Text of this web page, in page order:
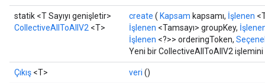
statik <T Sayıyı genişletir>
CollectiveAllToAllV2 <T>
create ( Kapsam kapsamı, İşlenen
İşlenen <Tamsayı> groupKey,
İşlenen <?>> orderingToken,
Yeni bir CollectiveAllToAllV2
Çıkış <T> veri ()